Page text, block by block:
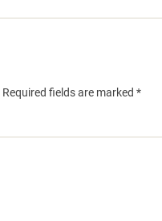
Required fields are marked *